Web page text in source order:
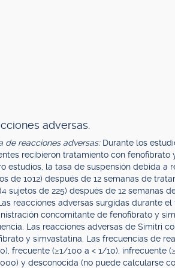
adversas.
de reacciones adversas: Durante los
recibieron tratamiento con
estudios, la tasa de suspensión debida a
de 1012) después de 12 semanas de
(4 sujetos de 225) después de 12
reacciones adversas surgidas durante
concomitante de fenofibrato y
Las reacciones adversas de Simitri
y simvastatina. Las frecuencias de
frecuente (≥1/100 a < 1/10), infrecuente
y desconocida (no puede calcularse